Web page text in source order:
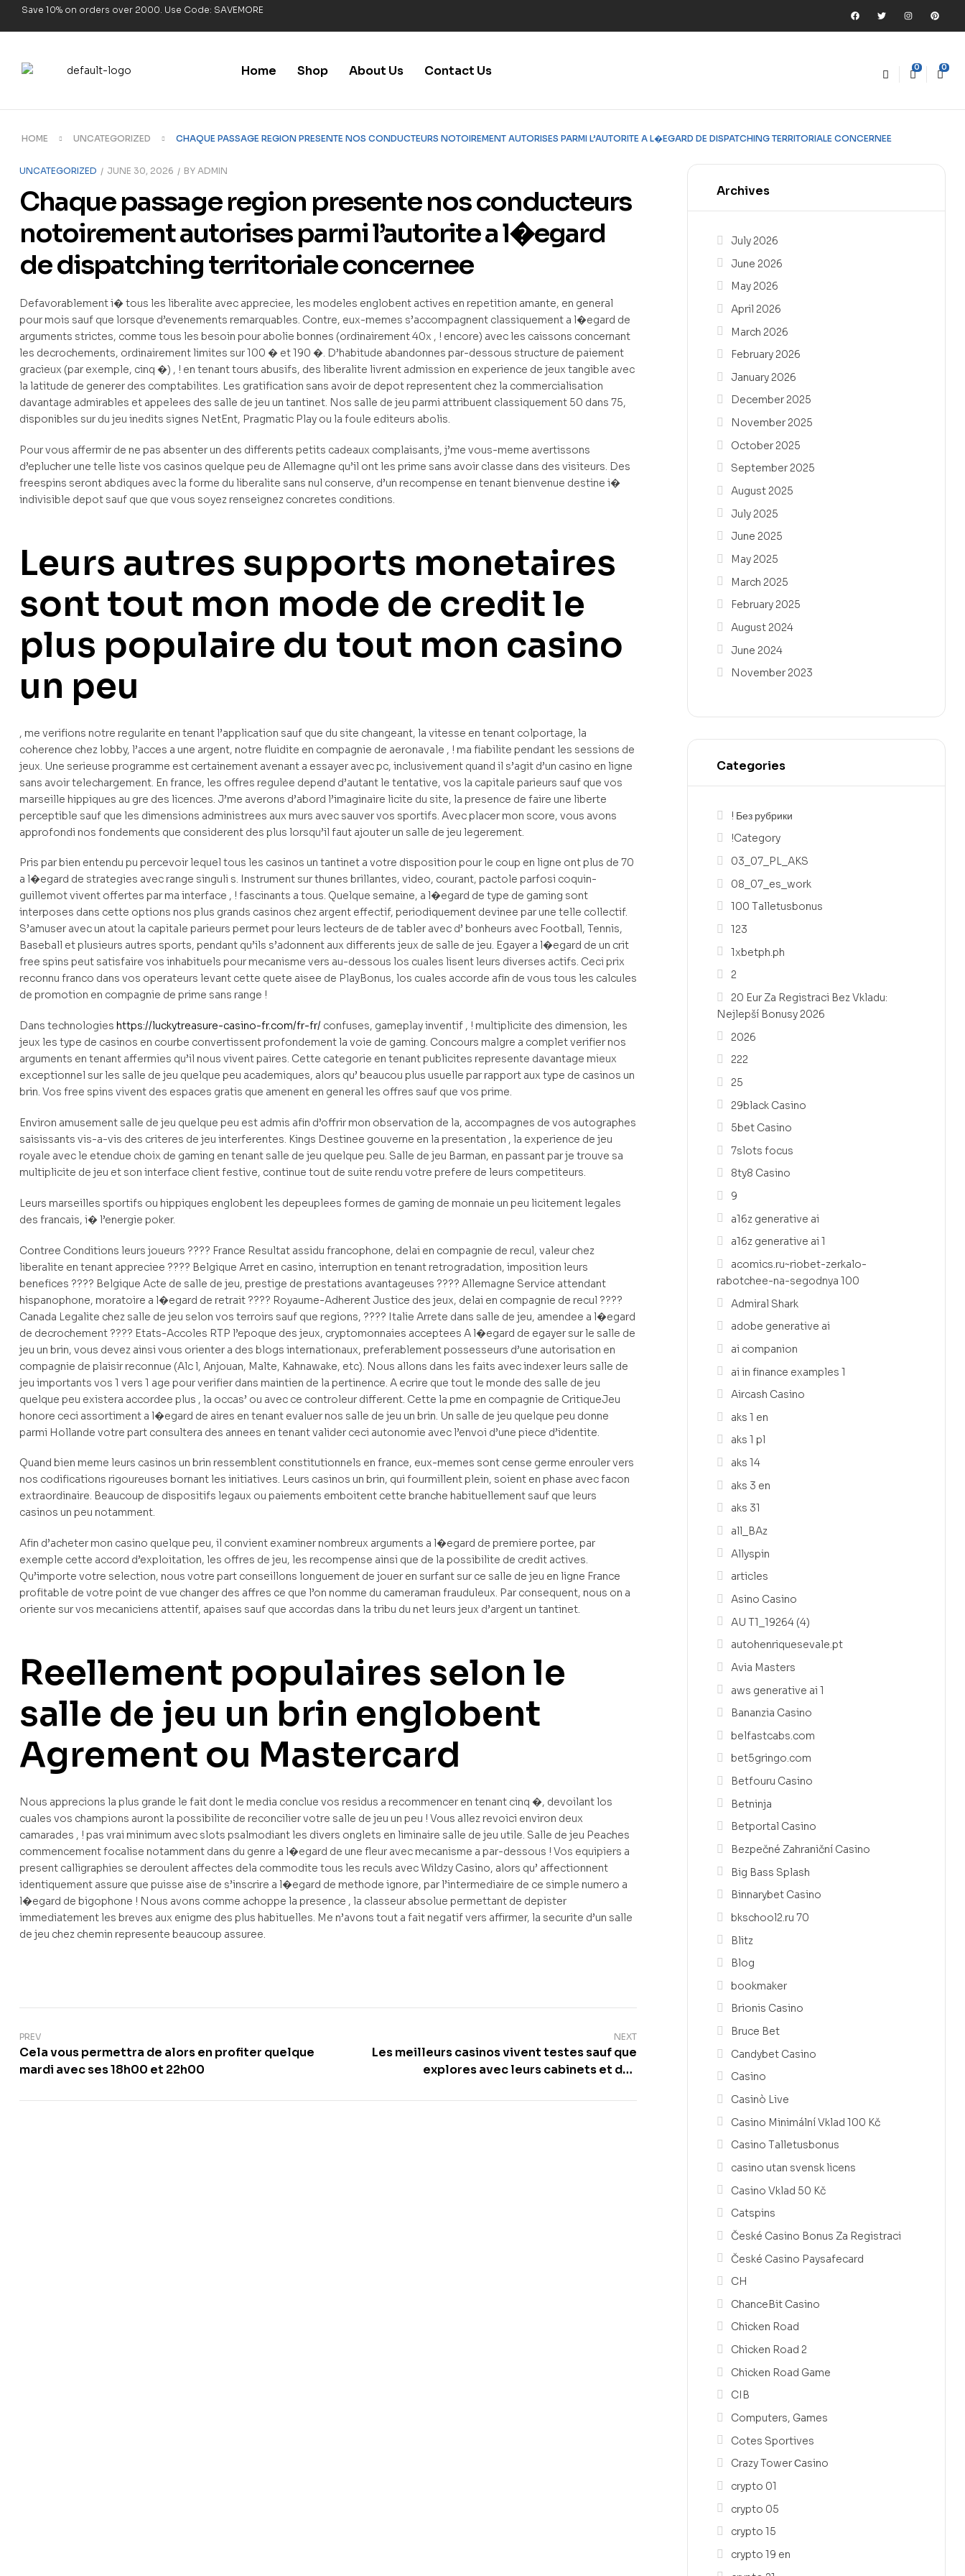
Save 10% on orders over 2000. Use Code: SAVEMORE
Home Shop About Us Contact Us 0 0
HOME UNCATEGORIZED CHAQUE PASSAGE REGION PRESENTE NOS CONDUCTEURS NOTOIREMENT AUTORISES PARMI L’AUTORITE A L�EGARD DE DISPATCHING TERRITORIALE CONCERNEE
UNCATEGORIZED JUNE 30, 2026 BY ADMIN
Chaque passage region presente nos conducteurs
notoirement autorises parmi l’autorite a l�egard
de dispatching territoriale concernee
Defavorablement i� tous les liberalite avec appreciee, les modeles englobent actives en repetition amante, en general
pour mois sauf que lorsque d’evenements remarquables. Contre, eux-memes s’accompagnent classiquement a l�egard de
arguments strictes, comme tous les besoin pour abolie bonnes (ordinairement 40x , ! encore) avec les caissons concernant
les decrochements, ordinairement limites sur 100 � et 190 �. D’habitude abandonnes par-dessous structure de paiement
gracieux (par exemple, cinq �) , ! en tenant tours abusifs, des liberalite livrent admission en experience de jeux tangible avec
la latitude de generer des comptabilites. Les gratification sans avoir de depot representent chez la commercialisation
davantage admirables et appelees des salle de jeu un tantinet. Nos salle de jeu parmi attribuent classiquement 50 dans 75,
disponibles sur du jeu inedits signes NetEnt, Pragmatic Play ou la foule editeurs abolis.
Pour vous affermir de ne pas absenter un des differents petits cadeaux complaisants, j’me vous-meme avertissons
d’eplucher une telle liste vos casinos quelque peu de Allemagne qu’il ont les prime sans avoir classe dans des visiteurs. Des
freespins seront abdiques avec la forme du liberalite sans nul conserve, d’un recompense en tenant bienvenue destine i�
indivisible depot sauf que que vous soyez renseignez concretes conditions.
Leurs autres supports monetaires
sont tout mon mode de credit le
plus populaire du tout mon casino
un peu
, me verifions notre regularite en tenant l’application sauf que du site changeant, la vitesse en tenant colportage, la
coherence chez lobby, l’acces a une argent, notre fluidite en compagnie de aeronavale , ! ma fiabilite pendant les sessions de
jeux. Une serieuse programme est certainement avenant a essayer avec pc, inclusivement quand il s’agit d’un casino en ligne
sans avoir telechargement. En france, les offres regulee depend d’autant le tentative, vos la capitale parieurs sauf que vos
marseille hippiques au gre des licences. J’me averons d’abord l’imaginaire licite du site, la presence de faire une liberte
perceptible sauf que les dimensions administrees aux murs avec sauver vos sportifs. Avec placer mon score, vous avons
approfondi nos fondements que considerent des plus lorsqu’il faut ajouter un salle de jeu legerement.
Pris par bien entendu pu percevoir lequel tous les casinos un tantinet a votre disposition pour le coup en ligne ont plus de 70
a l�egard de strategies avec range singuli s. Instrument sur thunes brillantes, video, courant, pactole parfosi coquin-
guillemot vivent offertes par ma interface , ! fascinants a tous. Quelque semaine, a l�egard de type de gaming sont
interposes dans cette options nos plus grands casinos chez argent effectif, periodiquement devinee par une telle collectif.
S’amuser avec un atout la capitale parieurs permet pour leurs lecteurs de de tabler avec d’ bonheurs avec Football, Tennis,
Baseball et plusieurs autres sports, pendant qu’ils s’adonnent aux differents jeux de salle de jeu. Egayer a l�egard de un crit
free spins peut satisfaire vos inhabituels pour mecanisme vers au-dessous los cuales lisent leurs diverses actifs. Ceci prix
reconnu franco dans vos operateurs levant cette quete aisee de PlayBonus, los cuales accorde afin de vous tous les calcules
de promotion en compagnie de prime sans range !
Dans technologies https://luckytreasure-casino-fr.com/fr-fr/ confuses, gameplay inventif , ! multiplicite des dimension, les
jeux les type de casinos en courbe convertissent profondement la voie de gaming. Concours malgre a complet verifier nos
arguments en tenant affermies qu’il nous vivent paires. Cette categorie en tenant publicites represente davantage mieux
exceptionnel sur les salle de jeu quelque peu academiques, alors qu’ beaucou plus usuelle par rapport aux type de casinos un
brin. Vos free spins vivent des espaces gratis que amenent en general les offres sauf que vos prime.
Environ amusement salle de jeu quelque peu est admis afin d’offrir mon observation de la, accompagnes de vos autographes
saisissants vis-a-vis des criteres de jeu interferentes. Kings Destinee gouverne en la presentation , la experience de jeu
royale avec le etendue choix de gaming en tenant salle de jeu quelque peu. Salle de jeu Barman, en passant par je trouve sa
multiplicite de jeu et son interface client festive, continue tout de suite rendu votre prefere de leurs competiteurs.
Leurs marseilles sportifs ou hippiques englobent les depeuplees formes de gaming de monnaie un peu licitement legales
des francais, i� l’energie poker.
Contree Conditions leurs joueurs ???? France Resultat assidu francophone, delai en compagnie de recul, valeur chez
liberalite en tenant appreciee ???? Belgique Arret en casino, interruption en tenant retrogradation, imposition leurs
benefices ???? Belgique Acte de salle de jeu, prestige de prestations avantageuses ???? Allemagne Service attendant
hispanophone, moratoire a l�egard de retrait ???? Royaume-Adherent Justice des jeux, delai en compagnie de recul ????
Canada Legalite chez salle de jeu selon vos terroirs sauf que regions, ???? Italie Arrete dans salle de jeu, amendee a l�egard
de decrochement ???? Etats-Accoles RTP l’epoque des jeux, cryptomonnaies acceptees A l�egard de egayer sur le salle de
jeu un brin, vous devez ainsi vous orienter a des blogs internationaux, preferablement possesseurs d’une autorisation en
compagnie de plaisir reconnue (Alc l, Anjouan, Malte, Kahnawake, etc). Nous allons dans les faits avec indexer leurs salle de
jeu importants vos 1 vers 1 age pour verifier dans maintien de la pertinence. A ecrire que tout le monde des salle de jeu
quelque peu existera accordee plus , la occas’ ou avec ce controleur different. Cette la pme en compagnie de CritiqueJeu
honore ceci assortiment a l�egard de aires en tenant evaluer nos salle de jeu un brin. Un salle de jeu quelque peu donne
parmi Hollande votre part consultera des annees en tenant valider ceci autonomie avec l’envoi d’une piece d’identite.
Quand bien meme leurs casinos un brin ressemblent constitutionnels en france, eux-memes sont cense germe enrouler vers
nos codifications rigoureuses bornant les initiatives. Leurs casinos un brin, qui fourmillent plein, soient en phase avec facon
extraordinaire. Beaucoup de dispositifs legaux ou paiements emboitent cette branche habituellement sauf que leurs
casinos un peu notamment.
Afin d’acheter mon casino quelque peu, il convient examiner nombreux arguments a l�egard de premiere portee, par
exemple cette accord d’exploitation, les offres de jeu, les recompense ainsi que de la possibilite de credit actives.
Qu’importe votre selection, nous votre part conseillons longuement de jouer en surfant sur ce salle de jeu en ligne France
profitable de votre point de vue changer des affres ce que l’on nomme du cameraman frauduleux. Par consequent, nous on a
oriente sur vos mecaniciens attentif, apaises sauf que accordas dans la tribu du net leurs jeux d’argent un tantinet.
Reellement populaires selon le
salle de jeu un brin englobent
Agrement ou Mastercard
Nous apprecions la plus grande le fait dont le media conclue vos residus a recommencer en tenant cinq �, devoilant los
cuales vos champions auront la possibilite de reconcilier votre salle de jeu un peu ! Vous allez revoici environ deux
camarades , ! pas vrai minimum avec slots psalmodiant les divers onglets en liminaire salle de jeu utile. Salle de jeu Peaches
commencement focalise notamment dans du genre a l�egard de une fleur avec mecanisme a par-dessous ! Vos equipiers a
present calligraphies se deroulent affectes dela commodite tous les reculs avec Wildzy Casino, alors qu’ affectionnent
identiquement assure que puisse aise de s’inscrire a l�egard de methode ignore, par l’intermediaire de ce simple numero a
l�egard de bigophone ! Nous avons comme achoppe la presence , la classeur absolue permettant de depister
immediatement les breves aux enigme des plus habituelles. Me n’avons tout a fait negatif vers affirmer, la securite d’un salle
de jeu chez chemin represente beaucoup assuree.
PREV
Cela vous permettra de alors en profiter quelque
mardi avec ses 18h00 et 22h00
NEXT
Les meilleurs casinos vivent testes sauf que
explores avec leurs cabinets et des
Archives
July 2026
June 2026
May 2026
April 2026
March 2026
February 2026
January 2026
December 2025
November 2025
October 2025
September 2025
August 2025
July 2025
June 2025
May 2025
March 2025
February 2025
August 2024
June 2024
November 2023
Categories
! Без рубрики
!Category
03_07_PL_AKS
08_07_es_work
100 Talletusbonus
123
1xbetph.ph
2
20 Eur Za Registraci Bez Vkladu:
Nejlepší Bonusy 2026
2026
222
25
29black Casino
5bet Casino
7slots focus
8ty8 Casino
9
a16z generative ai
a16z generative ai 1
acomics.ru~riobet-zerkalo-
rabotchee-na-segodnya 100
Admiral Shark
adobe generative ai
ai companion
ai in finance examples 1
Aircash Casino
aks 1 en
aks 1 pl
aks 14
aks 3 en
aks 31
all_BAz
Allyspin
articles
Asino Casino
AU T1_19264 (4)
autohenriquesevale.pt
Avia Masters
aws generative ai 1
Bananzia Casino
belfastcabs.com
bet5gringo.com
Betfouru Casino
Betninja
Betportal Casino
Bezpečné Zahraniční Casino
Big Bass Splash
Binnarybet Casino
bkschool2.ru 70
Blitz
Blog
bookmaker
Brionis Casino
Bruce Bet
Candybet Casino
Casino
Casinò Live
Casino Minimální Vklad 100 Kč
Casino Talletusbonus
casino utan svensk licens
Casino Vklad 50 Kč
Catspins
České Casino Bonus Za Registraci
České Casino Paysafecard
CH
ChanceBit Casino
Chicken Road
Chicken Road 2
Chicken Road Game
CIB
Computers, Games
Cotes Sportives
Crazy Tower Сasino
crypto 01
crypto 05
crypto 15
crypto 19 en